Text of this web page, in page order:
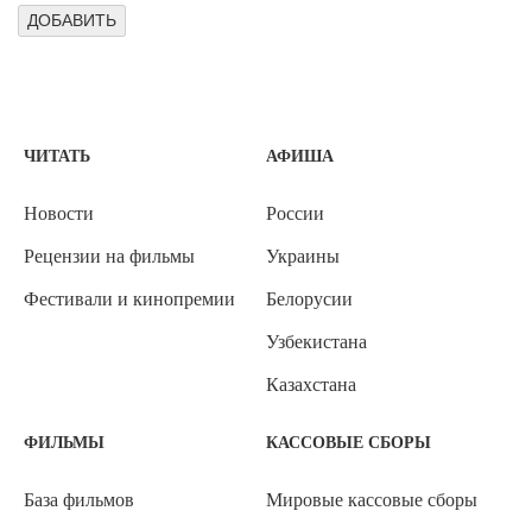
ЧИТАТЬ
Новости
Рецензии на фильмы
Фестивали и кинопремии
АФИША
России
Украины
Белорусии
Узбекистана
Казахстана
ФИЛЬМЫ
База фильмов
КАССОВЫЕ СБОРЫ
Мировые кассовые сборы